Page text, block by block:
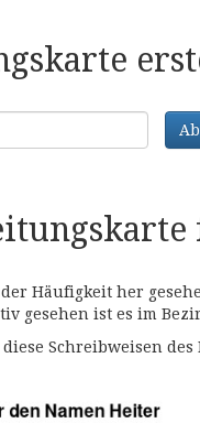
Häufigkeit her
gesehen ist es im
Schreibweisen des